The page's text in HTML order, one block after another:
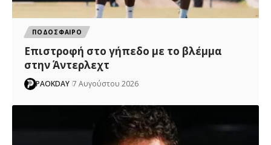
ΠΟΔΟΣΦΑΙΡΟ
Επιστροφή στο γήπεδο με το βλέμμα
στην Άντερλεχτ
PAOKDAY 7 Αυγούστου 2026